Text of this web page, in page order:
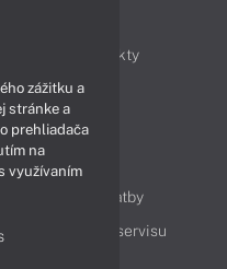
Produkty
Videá
doručenia a platby
Cenník servisu
zážitku a
stránke a
prehliadača
na
využívaním